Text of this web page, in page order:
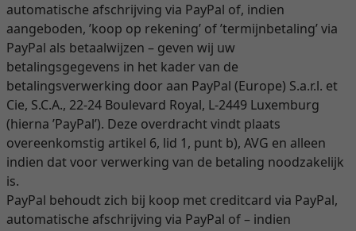
automatische afschrijving via PayPal of, indien
aangeboden, ’koop op rekening’ of ’termijnbetaling’ via
PayPal als betaalwijzen – geven wij uw
betalingsgegevens in het kader van de
betalingsverwerking door aan PayPal (Europe) S.a.r.l. et
Cie, S.C.A., 22-24 Boulevard Royal, L-2449 Luxemburg
(hierna ’PayPal’). Deze overdracht vindt plaats
overeenkomstig artikel 6, lid 1, punt b), AVG en alleen
indien dat voor verwerking van de betaling noodzakelijk
is.
PayPal behoudt zich bij koop met creditcard via PayPal,
automatische afschrijving via PayPal of – indien